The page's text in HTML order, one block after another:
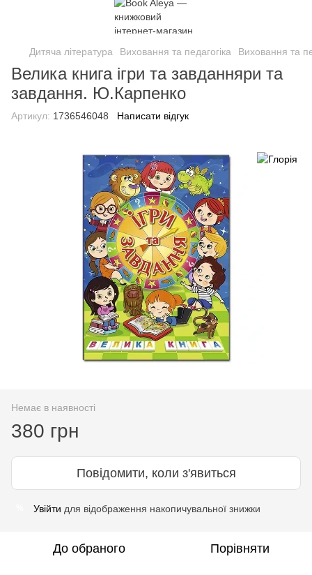
Дитяча література Виховання та педагогіка Виховання та
Велика книга ігри та завданняри та
завдання. Ю.Карпенко
Артикул: 1736546048 Написати відгук
Немає в наявності
380 грн
Повідомити, коли з'явиться
Увійти для відображення накопичувальної знижки
До обраного Порівняти